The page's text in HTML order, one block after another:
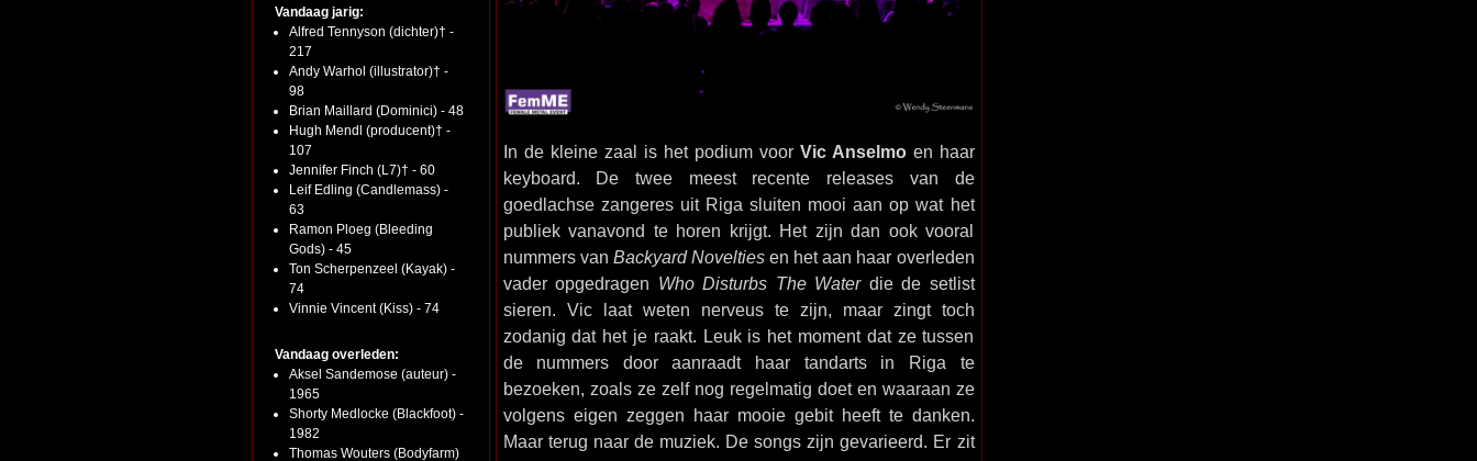
Vandaag jarig:
Alfred Tennyson (dichter)† -
217
Andy Warhol (illustrator)† -
98
Brian Maillard (Dominici) - 48
Hugh Mendl (producent)† -
107
Jennifer Finch (L7)† - 60
Leif Edling (Candlemass) -
63
Ramon Ploeg (Bleeding
Gods) - 45
Ton Scherpenzeel (Kayak) -
74
Vinnie Vincent (Kiss) - 74
Vandaag overleden:
Aksel Sandemose (auteur) -
1965
Shorty Medlocke (Blackfoot) -
1982
Thomas Wouters (Bodyfarm)
In de kleine zaal is het podium voor Vic Anselmoen haar
keyboard. De twee meest recente releases van de
goedlachse zangeres uit Riga sluiten mooi aan op wat het
publiek vanavond te horen krijgt. Het zijn dan ook vooral
nummers van Backyard Noveltiesen het aan haar overleden
vader opgedragen Who Disturbs The Waterdie de setlist
sieren. Vic laat weten nerveus te zijn, maar zingt toch
zodanig dat het je raakt. Leuk is het moment dat ze tussen
de nummers door aanraadt haar tandarts in Riga te
bezoeken, zoals ze zelf nog regelmatig doet en waaraan ze
volgens eigen zeggen haar mooie gebit heeft te danken.
Maar terug naar de muziek. De songs zijn gevarieerd. Er zit